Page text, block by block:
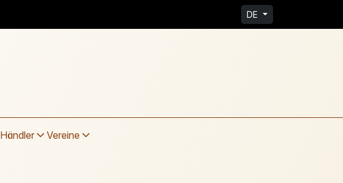
DE
Händler Vereine